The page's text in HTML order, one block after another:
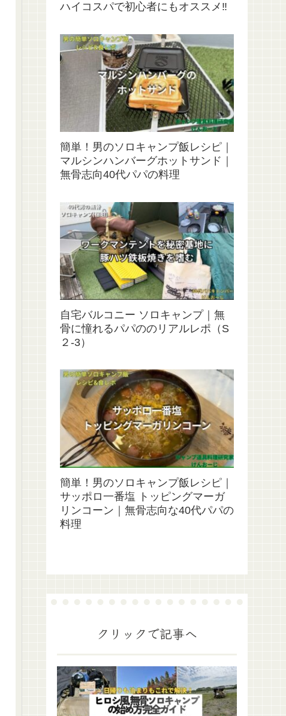
ハイコスパで初心者にもオススメ‼
簡単！男のソロキャンプ飯レシピ｜
マルシンハンバーグホットサンド｜
無骨志向40代パパの料理
自宅バルコニー ソロキャンプ｜無
骨に憧れるパパののリアルレポ（S
２‐3）
簡単！男のソロキャンプ飯レシピ｜
サッポロ一番塩 トッピングマーガ
リンコーン｜無骨志向な40代パパの
料理
クリックで記事へ